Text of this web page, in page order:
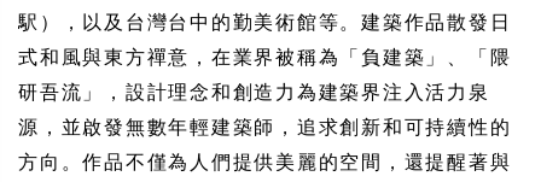
駅），以及台灣台中的勤美術館等。建築作品散發日
式和風與東方禪意，在業界被稱為「負建築」、「隈
研吾流」，設計理念和創造力為建築界注入活力泉
源，並啟發無數年輕建築師，追求創新和可持續性的
方向。作品不僅為人們提供美麗的空間，還提醒著與